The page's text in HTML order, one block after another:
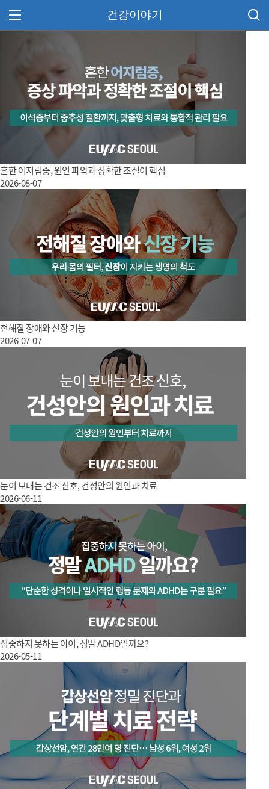
건강이야기
흔한 어지럼증, 원인 파악과 정확한 조절이 핵심
2026-08-07
전해질 장애와 신장 기능
2026-07-07
눈이 보내는 건조 신호, 건성안의 원인과 치료
2026-06-11
집중하지 못하는 아이, 정말 ADHD일까요?
2026-05-11